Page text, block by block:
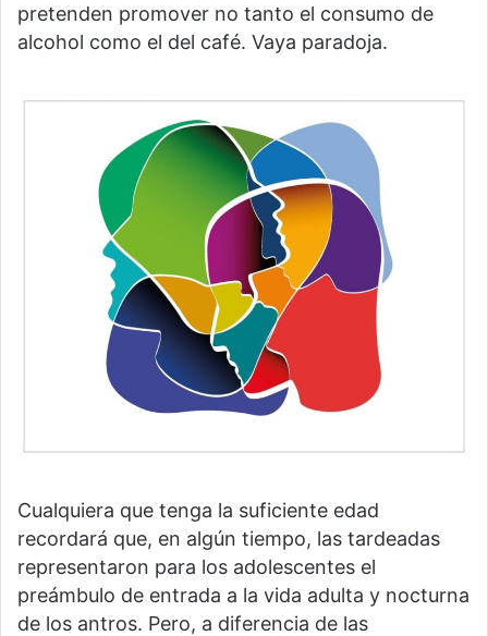
pretenden promover no tanto el consumo de
alcohol como el del café. Vaya paradoja.
Cualquiera que tenga la suficiente edad
recordará que, en algún tiempo, las tardeadas
representaron para los adolescentes el
preámbulo de entrada a la vida adulta y nocturna
de los antros. Pero, a diferencia de las